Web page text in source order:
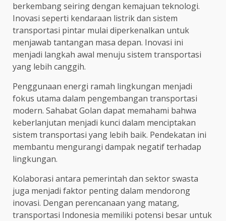
berkembang seiring dengan kemajuan teknologi.
Inovasi seperti kendaraan listrik dan sistem
transportasi pintar mulai diperkenalkan untuk
menjawab tantangan masa depan. Inovasi ini
menjadi langkah awal menuju sistem transportasi
yang lebih canggih.
Penggunaan energi ramah lingkungan menjadi
fokus utama dalam pengembangan transportasi
modern. Sahabat Golan dapat memahami bahwa
keberlanjutan menjadi kunci dalam menciptakan
sistem transportasi yang lebih baik. Pendekatan ini
membantu mengurangi dampak negatif terhadap
lingkungan.
Kolaborasi antara pemerintah dan sektor swasta
juga menjadi faktor penting dalam mendorong
inovasi. Dengan perencanaan yang matang,
transportasi Indonesia memiliki potensi besar untuk